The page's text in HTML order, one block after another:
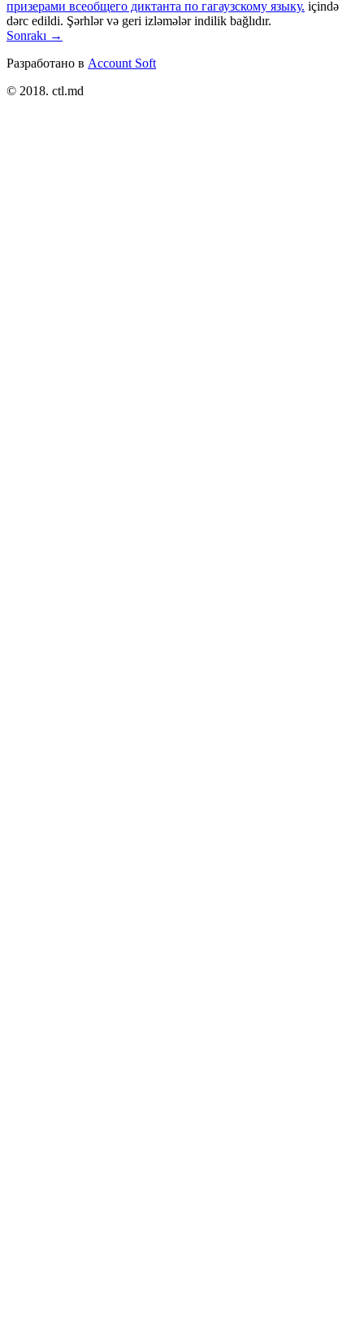
призерами всеобщего диктанта по гагаузскому языку. içində
dərc edildi. Şərhlər və geri izləmələr indilik bağlıdır.
Sonrakı →
Разработано в Account Soft
© 2018. ctl.md